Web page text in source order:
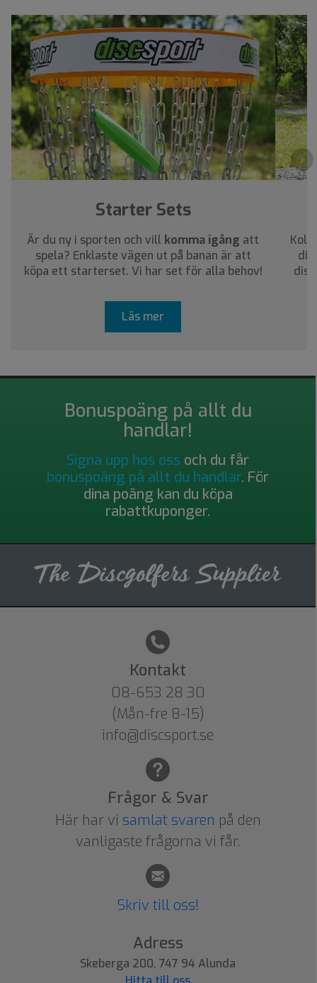
›
Starter Sets
Är du ny i sporten och vill komma igång att
spela? Enklaste vägen ut på banan är att
köpa ett starterset. Vi har set för alla behov!
Läs mer
Bonuspoäng på allt du
handlar!
Signa upp hos oss och du får
bonuspoäng på allt du handlar. För
dina poäng kan du köpa
rabattkuponger.
Kontakt
08-653 28 30
(Mån-fre 8-15)
info@discsport.se
Frågor & Svar
Här har vi samlat svaren på den
vanligaste frågorna vi får.
Skriv till oss!
Adress
Skeberga 200, 747 94 Alunda